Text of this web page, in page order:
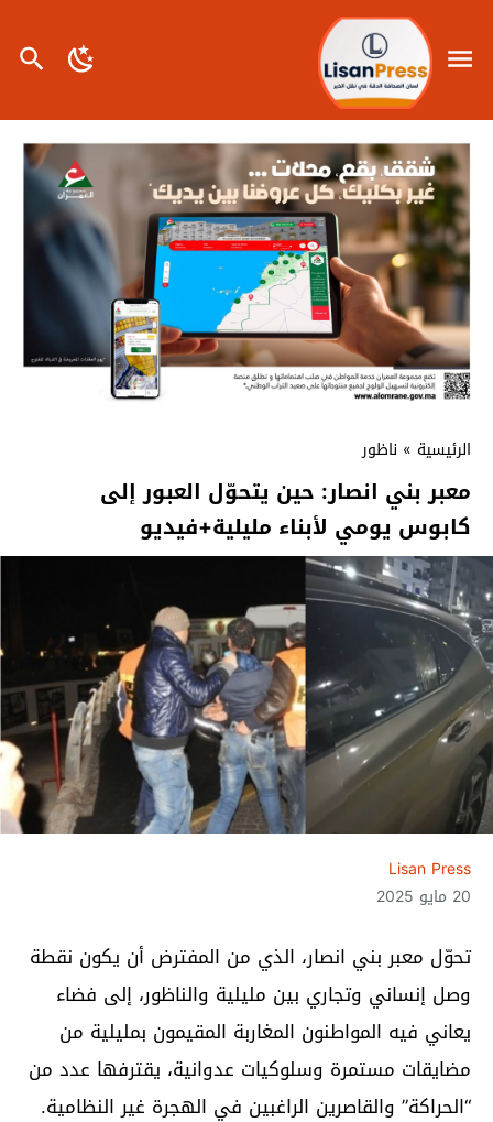
الرئيسية » ناظور
معبر بني انصار: حين يتحوّل العبور إلى
كابوس يومي لأبناء مليلية+فيديو
Lisan Press
20 مايو 2025
تحوّل معبر بني انصار، الذي من المفترض أن يكون نقطة
وصل إنساني وتجاري بين مليلية والناظور، إلى فضاء
يعاني فيه المواطنون المغاربة المقيمون بمليلية من
مضايقات مستمرة وسلوكيات عدوانية، يقترفها عدد من
“الحراكة” والقاصرين الراغبين في الهجرة غير النظامية.